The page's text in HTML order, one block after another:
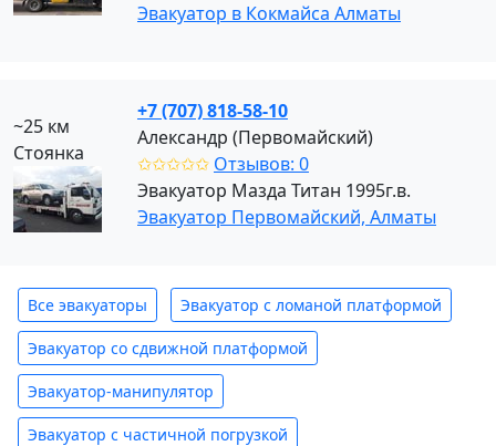
Эвакуатор в Кокмайса Алматы
~25 км
Стоянка
+7 (707) 818-58-10
Александр (Первомайский)
✩✩✩✩✩ Отзывов: 0
Эвакуатор Мазда Титан 1995г.в.
Эвакуатор Первомайский, Алматы
Все эвакуаторы Эвакуатор с ломаной платформой
Эвакуатор со сдвижной платформой
Эвакуатор-манипулятор
Эвакуатор с частичной погрузкой